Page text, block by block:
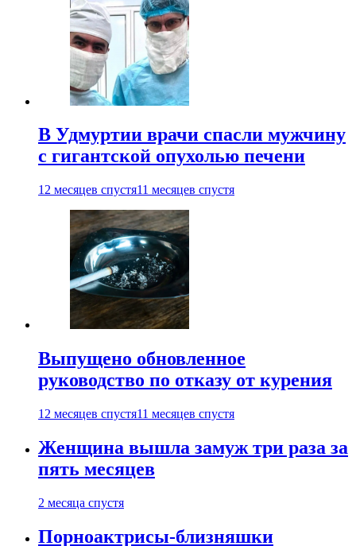
В Удмуртии врачи спасли мужчину
с гигантской опухолью печени
12 месяцев спустя11 месяцев спустя
Выпущено обновленное
руководство по отказу от курения
12 месяцев спустя11 месяцев спустя
Женщина вышла замуж три раза за
пять месяцев
2 месяца спустя
Порноактрисы-близняшки